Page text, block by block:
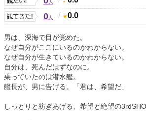
人
0人 / 0.0
男は、深海で目が覚めた。
なぜ自分がここにいるのかわからない。
なぜ自分が生きているのかわからない。
自分は、死んだはずなのに。
乗っていたのは潜水艦。
艦長が、男に告げる。「君は、希望だ」
しっとりと紡ぎあげる、希望と絶望の